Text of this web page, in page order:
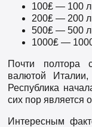
100₤ — 100
200₤ — 200
500₤ — 500
1000₤ —
Почти полтора
валютой
Республика
сих пор является
Интересным